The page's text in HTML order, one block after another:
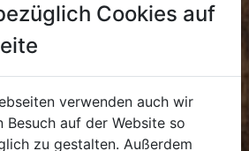
Cookies auf
verwenden auch wir
Besuch auf der Website so
zu gestalten. Außerdem